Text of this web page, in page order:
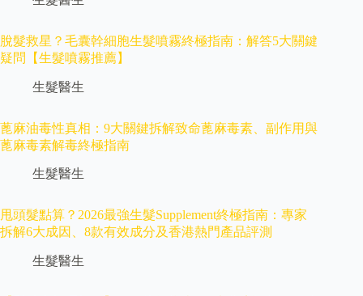
脫髮救星？毛囊幹細胞生髮噴霧終極指南：解答5大關鍵
疑問【生髮噴霧推薦】
生髮醫生
蓖麻油毒性真相：9大關鍵拆解致命蓖麻毒素、副作用與
蓖麻毒素解毒終極指南
生髮醫生
甩頭髮點算？2026最強生髮Supplement終極指南：專家
拆解6大成因、8款有效成分及香港熱門產品評測
生髮醫生